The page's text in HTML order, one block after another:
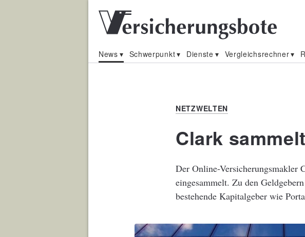
News Schwerpunkt Dienste Vergleichsrechner
NETZWELTEN
Clark
Der Online-Versicherungsmakler
eingesammelt. Zu den
bestehende Kapitalgeber wie